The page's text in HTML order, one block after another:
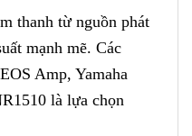
thanh từ nguồn phát
mạnh mẽ. Các
Amp, Yamaha
là lựa chọn